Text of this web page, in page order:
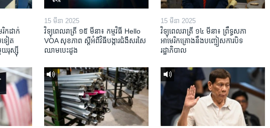
រិក​ដាក់​
ទៀត​
យ​រុស្ស៊ី
15 មីនា 2025
វិទ្យុពេលរាត្រី ១៥ មីនា៖ កម្មវិធី ​Hello
VOA សុខភាព ស្ដី​អំពី​វិធី​បង្ការ​ជំងឺ​សរសៃ​
ឈាម​បេះដូង
15 មីនា 2025
វិទ្យុពេលរាត្រី ១៤ មីនា៖ ព្រឹទ្ធសភា
អាមេរិកគ្រោងនឹងបញ្ចៀសការបិទ
រដ្ឋាភិបាល